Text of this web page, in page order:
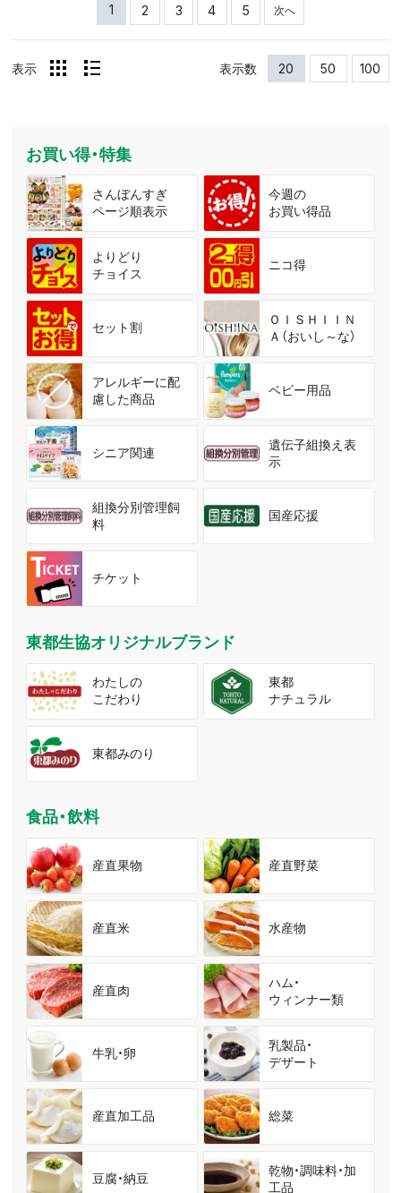
1 2 3 4 5 次へ
表示 表示数 20 50 100
お買い得・特集
さんぼんすぎ
ページ順表示
今週の
お買い得品
よりどり
チョイス
ニコ得
セット割
ＯＩＳＨＩＩＮ
Ａ（おいし～な）
アレルギーに配
慮した商品
ベビー用品
シニア関連
遺伝子組換え表
示
組換分別管理飼
料
国産応援
チケット
東都生協オリジナルブランド
わたしの
こだわり
東都
ナチュラル
東都みのり
食品・飲料
産直果物 産直野菜
産直米 水産物
産直肉
ハム・
ウィンナー類
牛乳・卵
乳製品・
デザート
産直加工品 総菜
豆腐・納豆
乾物・調味料・加
工品